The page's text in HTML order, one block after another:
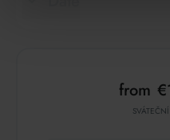
from